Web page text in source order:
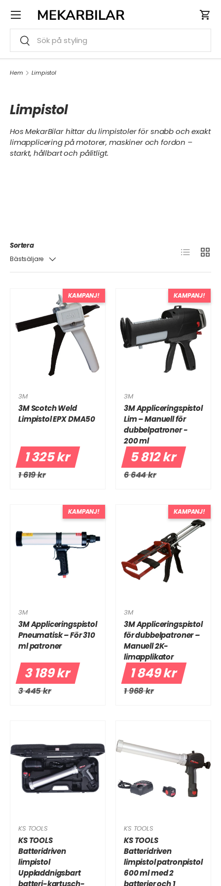
HOPPA TILL INNEHÅLL
Sök
Meny
Hem Limpistol
Limpistol
Hos MekarBilar hittar du limpistoler för snabb och exakt
limapplicering på motorer, maskiner och fordon –
starkt, hållbart och pålitligt.
Sortera
Bästsäljare
Lista Grid
KAMPANJ!
3M
3M Scotch Weld
Limpistol EPX DMA50
1 325 kr
1 619 kr
KAMPANJ!
3M
3M Appliceringspistol
Lim – Manuell för
dubbelpatroner -
200 ml
5 812 kr
6 644 kr
KAMPANJ!
3M
3M Appliceringspistol
Pneumatisk – För 310
ml patroner
3 189 kr
3 445 kr
KAMPANJ!
3M
3M Appliceringspistol
för dubbelpatroner –
Manuell 2K-
limapplikator
1 849 kr
1 968 kr
KS TOOLS
KS TOOLS
Batteridriven
limpistol
Uppladdnigsbart
batteri-kartusch-
KS TOOLS
KS TOOLS
Batteridriven
limpistol patronpistol
600 ml med 2
batterier och 1